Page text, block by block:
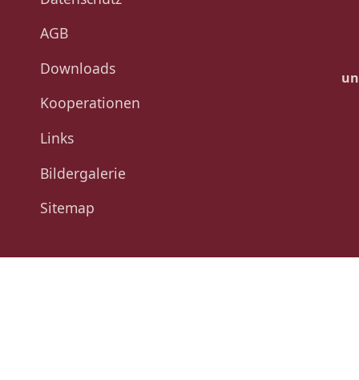
AGB
Downloads
Kooperationen
Links
Bildergalerie
Sitemap